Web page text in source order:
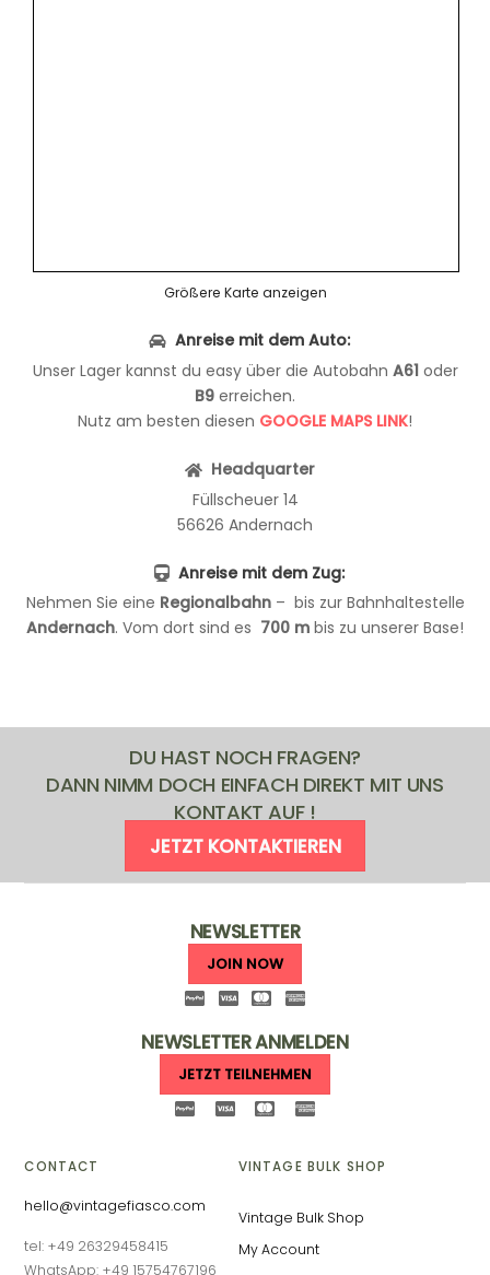
Größere Karte anzeigen
Anreise mit dem Auto:
Unser Lager kannst du easy über die Autobahn A61oder
B9 erreichen.
Nutz am besten diesen GOOGLE MAPS LINK!
Headquarter
Füllscheuer 14
56626 Andernach
Anreise mit dem Zug:
Nehmen Sie eine Regionalbahn– bis zur Bahnhaltestelle
Andernach. Vom dort sind es 700 m bis zu unserer Base!
DU HAST NOCH FRAGEN?
DANN NIMM DOCH EINFACH DIREKT MIT UNS
KONTAKT AUF !
JETZT KONTAKTIEREN
NEWSLETTER
JOIN NOW
NEWSLETTER ANMELDEN
JETZT TEILNEHMEN
CONTACT
hello@vintagefiasco.com
tel: +49 26329458415
WhatsApp: +49 15754767196
VINTAGE BULK SHOP
Vintage Bulk Shop
My Account